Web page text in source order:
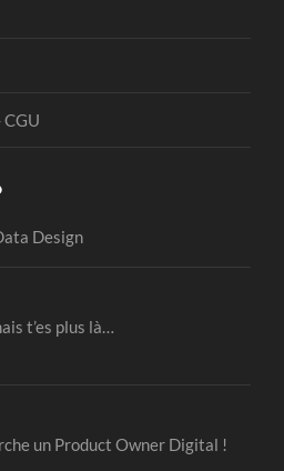
Design
t’es plus là…
un Product Owner Digital !